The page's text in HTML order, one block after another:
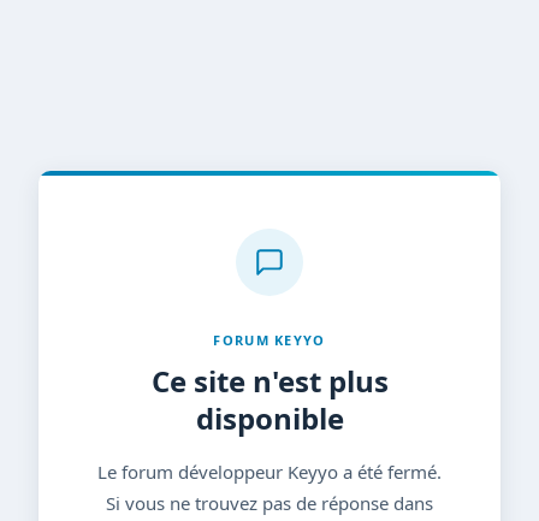
FORUM KEYYO
Ce site n'est plus
disponible
Le forum développeur Keyyo a été fermé.
Si vous ne trouvez pas de réponse dans